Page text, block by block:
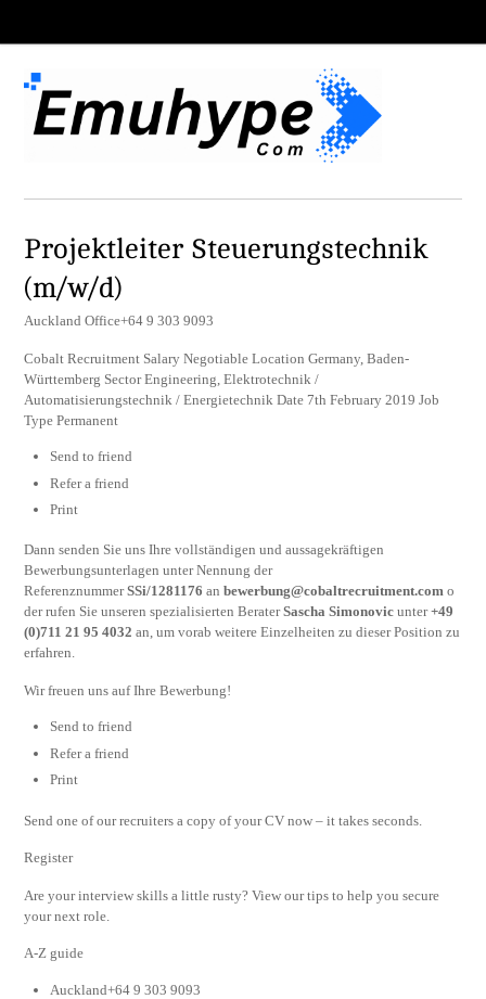
Projektleiter Steuerungstechnik
(m/w/d)
Auckland Office+64 9 303 9093
Cobalt Recruitment Salary Negotiable Location Germany, Baden-
Württemberg Sector Engineering, Elektrotechnik /
Automatisierungstechnik / Energietechnik Date 7th February 2019 Job
Type Permanent
Send to friend
Refer a friend
Print
Dann senden Sie uns Ihre vollständigen und aussagekräftigen
Bewerbungsunterlagen unter Nennung der
ReferenznummerSSi/1281176 anbewerbung@cobaltrecruitment.com o
der rufen Sie unseren spezialisierten BeraterSascha Simonovic unter+49
(0)711 21 95 4032an, um vorab weitere Einzelheiten zu dieser Position zu
erfahren.
Wir freuen uns auf Ihre Bewerbung!
Send to friend
Refer a friend
Print
Send one of our recruiters a copy of your CV now – it takes seconds.
Register
Are your interview skills a little rusty? View our tips to help you secure
your next role.
A-Z guide
Auckland+64 9 303 9093